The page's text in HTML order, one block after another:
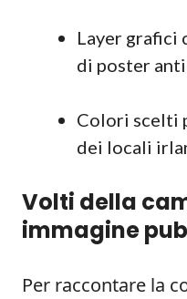
Layer grafici
di poster
Colori scelti
dei locali
Volti della
immagine
Per raccontare la